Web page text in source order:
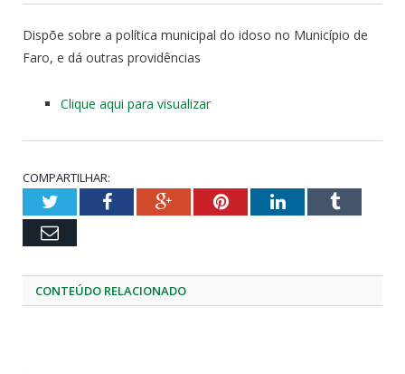
Dispõe sobre a política municipal do idoso no Município de
Faro, e dá outras providências
Clique aqui para visualizar
COMPARTILHAR:
TwitterFacebookGoogle+PinterestLinkedInTumblr
Email
CONTEÚDO RELACIONADO